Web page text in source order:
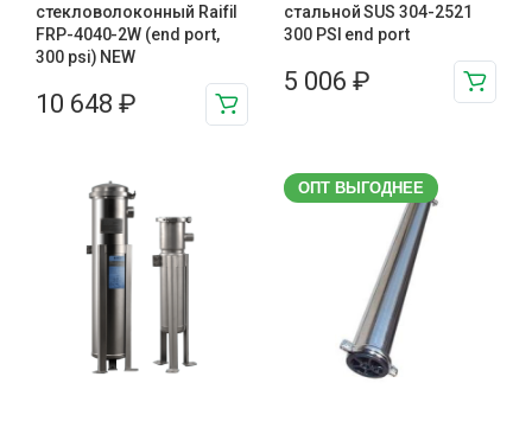
стекловолоконный Raifil
FRP-4040-2W (end port,
300 psi) NEW
10 648 ₽
стальной SUS 304-2521
300 PSI end port
5 006 ₽
ОПТ ВЫГОДНЕЕ